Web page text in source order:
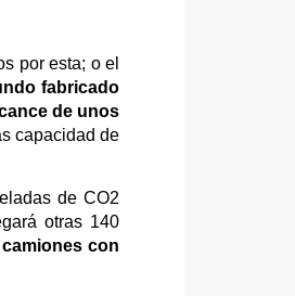
por esta; o el
fabricado
de unos
capacidad de
de CO2
otras 140
con